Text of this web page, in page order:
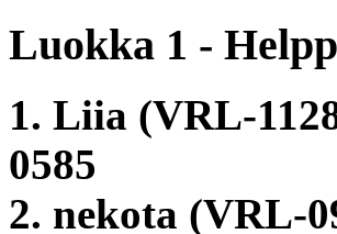
Luokka 1 -
1. Liia (VRL-
0585
2. nekota (VRL-